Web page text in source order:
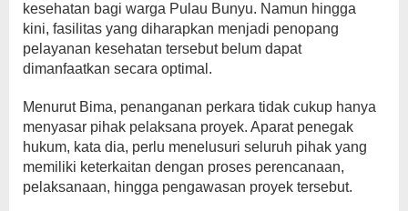
kesehatan bagi warga Pulau Bunyu. Namun hingga
kini, fasilitas yang diharapkan menjadi penopang
pelayanan kesehatan tersebut belum dapat
dimanfaatkan secara optimal.
Menurut Bima, penanganan perkara tidak cukup hanya
menyasar pihak pelaksana proyek. Aparat penegak
hukum, kata dia, perlu menelusuri seluruh pihak yang
memiliki keterkaitan dengan proses perencanaan,
pelaksanaan, hingga pengawasan proyek tersebut.